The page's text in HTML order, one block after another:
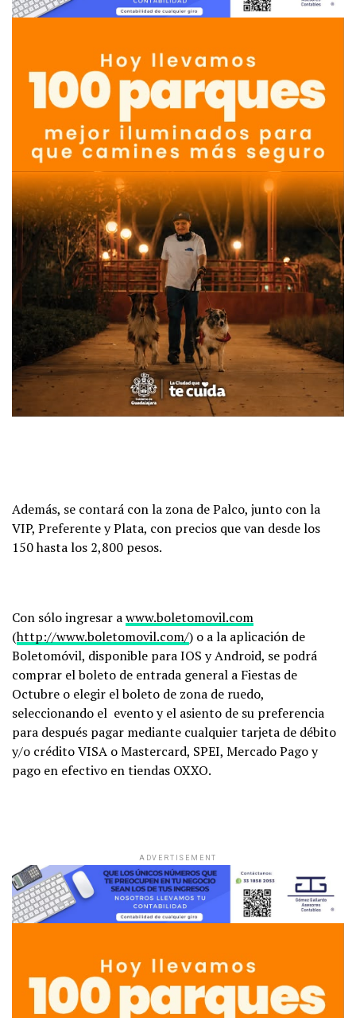
Además, se contará con la zona de Palco, junto con la
VIP, Preferente y Plata, con precios que van desde los
150 hasta los 2,800 pesos.
Con sólo ingresar awww.boletomovil.com
(http://www.boletomovil.com/) o a la aplicación de
Boletomóvil, disponible para IOS y Android, se podrá
comprar el boleto de entrada general a Fiestas de
Octubre o elegir el boleto de zona de ruedo,
seleccionando el evento y el asiento de su preferencia
para después pagar mediante cualquier tarjeta de débito
y/o crédito VISA o Mastercard, SPEI, Mercado Pago y
pago en efectivo en tiendas OXXO.
ADVERTISEMENT